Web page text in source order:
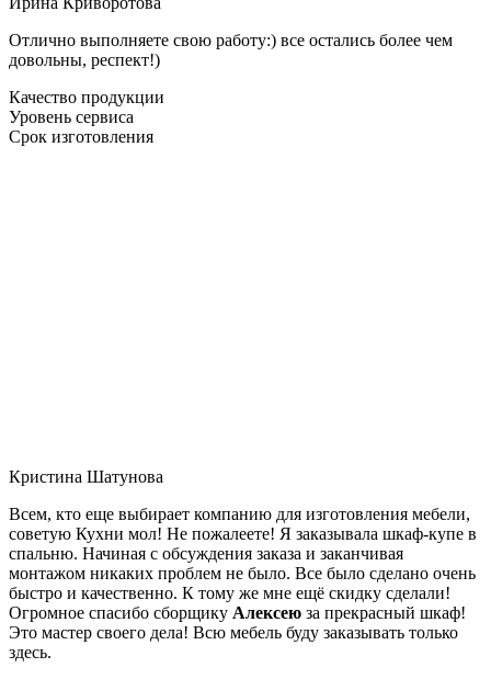
Отлично выполняете свою работу:) все остались более чем
довольны, респект!)
Качество продукции
Уровень сервиса
Срок изготовления
Кристина Шатунова
Всем, кто еще выбирает компанию для изготовления мебели,
советую Кухни мол! Не пожалеете! Я заказывала шкаф-купе в
спальню. Начиная с обсуждения заказа и заканчивая
монтажом никаких проблем не было. Все было сделано очень
быстро и качественно. К тому же мне ещё скидку сделали!
Огромное спасибо сборщику Алексею за прекрасный шкаф!
Это мастер своего дела! Всю мебель буду заказывать только
здесь.